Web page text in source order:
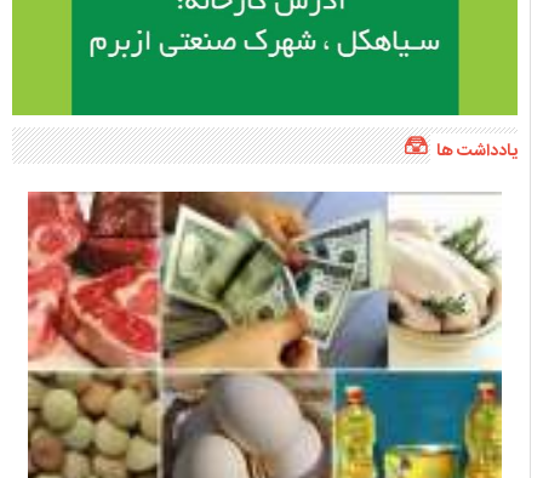
یادداشت ها